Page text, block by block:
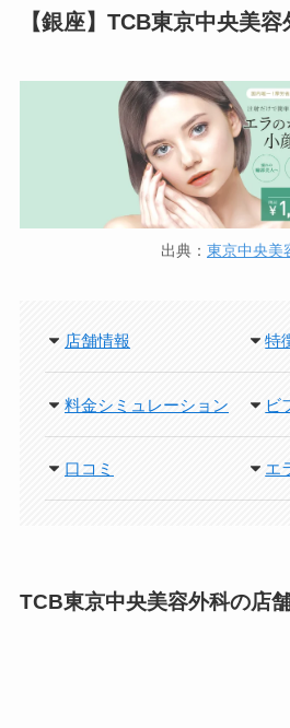
【銀座】TCB東京中央美容
出典： 東京中央美
店舗情報 特
料金シミュレーション ビ
口コミ エ
TCB東京中央美容外科の店